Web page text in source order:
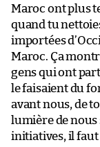
Maroc ont plus
quand tu
importées
Maroc. Ça
gens qui ont
le faisaient du
avant nous, de
lumière de nous
initiatives, il faut